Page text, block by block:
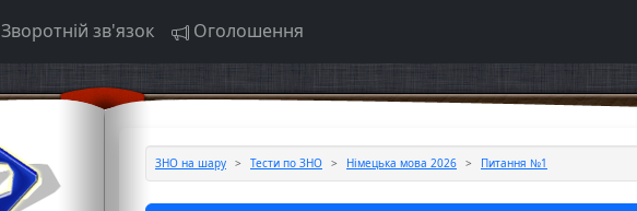
Зворотній зв'язок Оголошення
ЗНО на шару Тести по ЗНО Німецька мова 2026 Питання №1